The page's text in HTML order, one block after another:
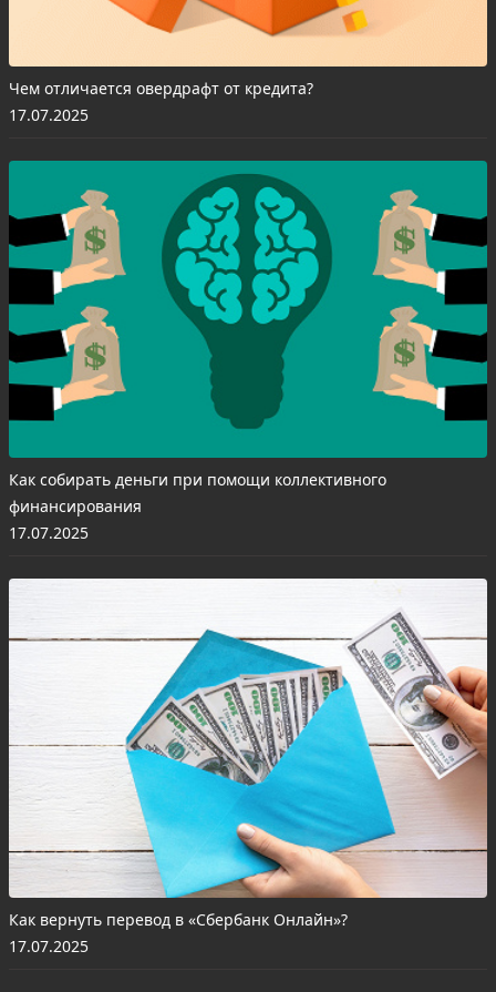
Чем отличается овердрафт от кредита?
17.07.2025
Как собирать деньги при помощи коллективного
финансирования
17.07.2025
Как вернуть перевод в «Сбербанк Онлайн»?
17.07.2025